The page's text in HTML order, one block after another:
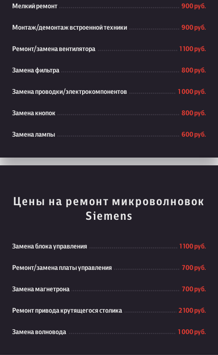
Мелкий ремонт 900 руб.
Монтаж/демонтаж встроенной техники 900 руб.
Ремонт/замена вентилятора 1 100 руб.
Замена фильтра 800 руб.
Замена проводки/электрокомпонентов 1 000 руб.
Замена кнопок 800 руб.
Замена лампы 600 руб.
Цены на ремонт микроволновок
Siemens
Замена блока управления 1 100 руб.
Ремонт/замена платы управления 700 руб.
Замена магнетрона 700 руб.
Ремонт привода крутящегося столика 2 100 руб.
Замена волновода 1 000 руб.